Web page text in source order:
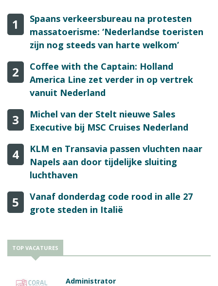
1
Spaans verkeersbureau na protesten
massatoerisme: ‘Nederlandse toeristen
zijn nog steeds van harte welkom’
2
Coffee with the Captain: Holland
America Line zet verder in op vertrek
vanuit Nederland
3
Michel van der Stelt nieuwe Sales
Executive bij MSC Cruises Nederland
4
KLM en Transavia passen vluchten naar
Napels aan door tijdelijke sluiting
luchthaven
5
Vanaf donderdag code rood in alle 27
grote steden in Italië
TOP VACATURES
Administrator